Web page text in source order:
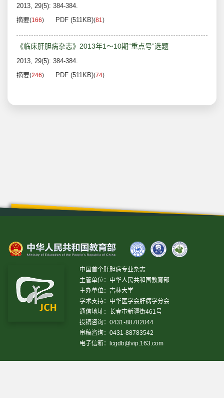
2013, 29(5): 384-384.
摘要(166) PDF (511KB)(81)
《临床肝胆病杂志》2013年1～10期“重点号”选题
2013, 29(5): 384-384.
摘要(246) PDF (511KB)(74)
中国首个肝胆病专业杂志
主管单位：中华人民共和国教育部
主办单位：吉林大学
学术支持：中华医学会肝病学分会
通信地址：长春市新疆街461号
投稿咨询：0431-88782044
审稿咨询：0431-88783542
电子信箱：
lcgdb@vip.163.com